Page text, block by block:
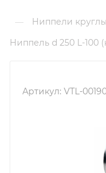
— Ниппели
Ниппель d 250 L-100
Артикул: VTL-